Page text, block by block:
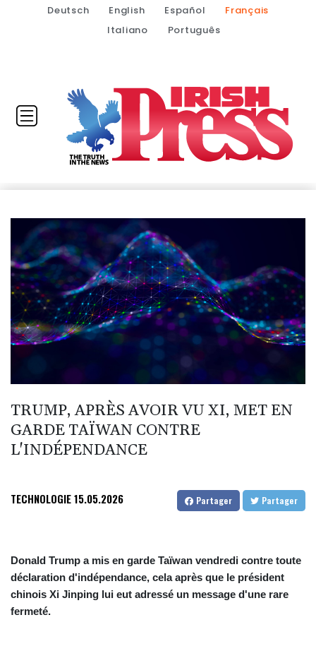
Deutsch English Español
Français
Italiano
Português
TRUMP, APRÈS AVOIR VU XI, MET EN
GARDE TAÏWAN CONTRE
L'INDÉPENDANCE
TECHNOLOGIE15.05.2026 Partager Partager
Donald Trump a mis en garde Taïwan vendredi contre toute
déclaration d'indépendance, cela après que le président
chinois Xi Jinping lui eut adressé un message d'une rare
fermeté.